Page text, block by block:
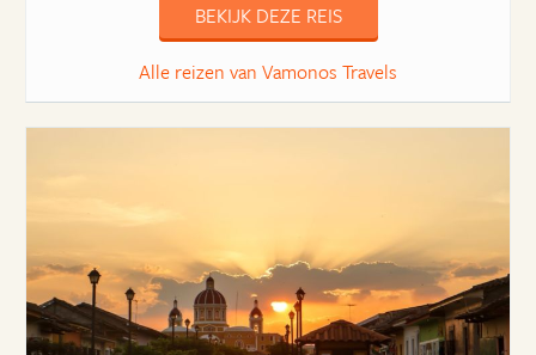
BEKIJK DEZE REIS
Alle reizen van Vamonos Travels